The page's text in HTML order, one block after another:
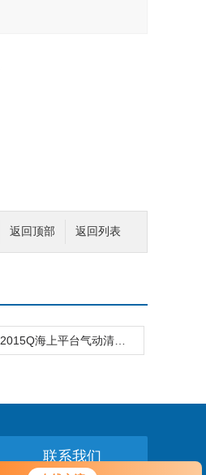
返回列表
返回顶部
联系我们